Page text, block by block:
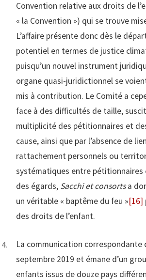
Convention relative aux droits de
« la Convention ») qui se trouve
L’affaire présente donc dès le
potentiel en termes de justice
puisqu’un nouvel instrument
organe quasi-juridictionnel se
mis à contribution. Le Comité a
face à des difficultés de taille,
multiplicité des pétitionnaires et
cause, ainsi que par l’absence de
rattachement personnels ou
systématiques entre pétitionnaires
des égards, Sacchi et consortsa
un véritable « baptême du feu »[16]
des droits de l’enfant.
La communication correspondante
septembre 2019 et émane d’un
enfants issus de douze pays